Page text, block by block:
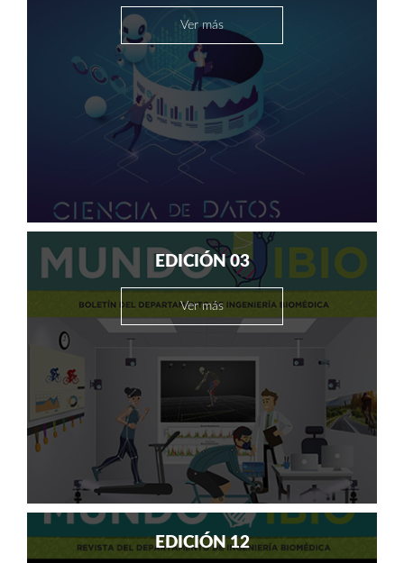
Ver más
EDICIÓN 03
Ver más
EDICIÓN 12